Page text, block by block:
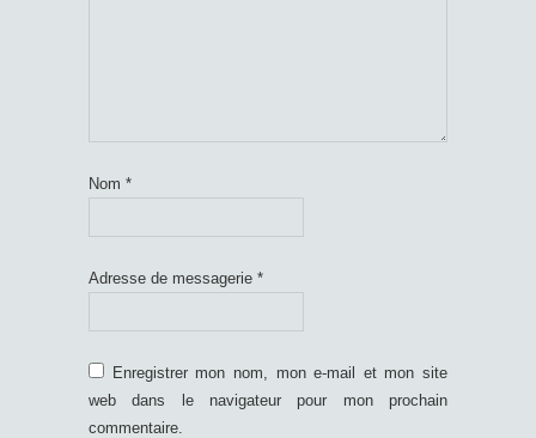
Nom *
Adresse de messagerie *
Enregistrer mon nom, mon e-mail et mon site
web dans le navigateur pour mon prochain
commentaire.